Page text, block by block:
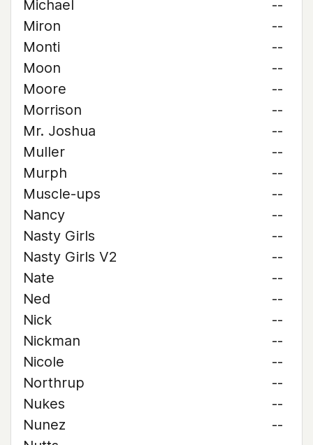
Michael
--
Miron
--
Monti
--
Moon
--
Moore
--
Morrison
--
Mr. Joshua
--
Muller
--
Murph
--
Muscle-ups
--
Nancy
--
Nasty Girls
--
Nasty Girls V2
--
Nate
--
Ned
--
Nick
--
Nickman
--
Nicole
--
Northrup
--
Nukes
--
Nunez
--